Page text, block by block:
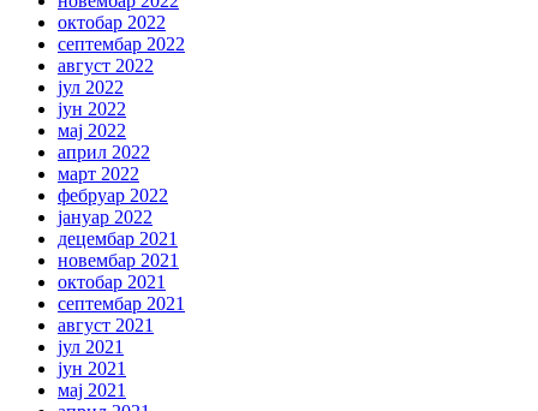
октобар 2022
септембар 2022
август 2022
јул 2022
јун 2022
мај 2022
април 2022
март 2022
фебруар 2022
јануар 2022
децембар 2021
новембар 2021
октобар 2021
септембар 2021
август 2021
јул 2021
јун 2021
мај 2021